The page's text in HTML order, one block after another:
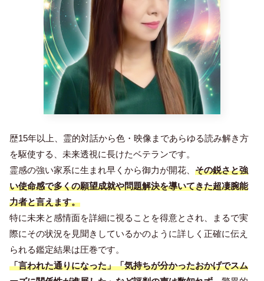
歴15年以上、霊的対話から色・映像まであらゆる読み解き方
を駆使する、未来透視に長けたベテランです。
霊感の強い家系に生まれ早くから御力が開花、 その鋭さと強
い使命感で多くの願望成就や問題解決を導いてきた超凄腕能
力者と言えます。
特に未来と感情面を詳細に視ることを得意とされ、まるで実
際にその状況を見聞きしているかのように詳しく正確に伝え
られる鑑定結果は圧巻です。
「言われた通りになった」「気持ちが分かったおかげでスム